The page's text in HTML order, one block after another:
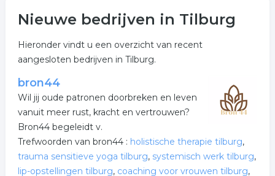
Nieuwe bedrijven in Tilburg
Hieronder vindt u een overzicht van recent
aangesloten bedrijven in Tilburg.
bron44
Wil jij oude patronen doorbreken en leven
vanuit meer rust, kracht en vertrouwen?
Bron44 begeleidt v.
Trefwoorden van bron44 : holistische therapie tilburg,
trauma sensitieve yoga tilburg, systemisch werk tilburg,
lip-opstellingen tilburg, coaching voor vrouwen tilburg,